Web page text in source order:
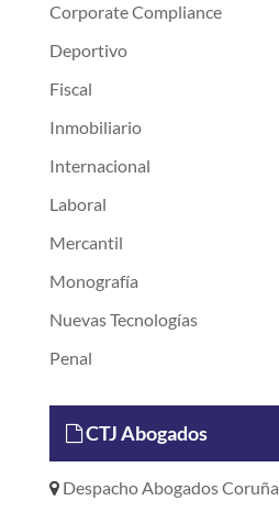
Corporate Compliance
Deportivo
Fiscal
Inmobiliario
Internacional
Laboral
Mercantil
Monografía
Nuevas Tecnologías
Penal
CTJ Abogados
Despacho Abogados Coruña